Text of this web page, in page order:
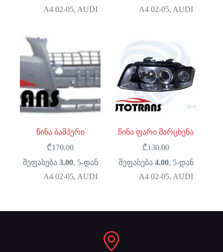
A4 02-05, AUDI
A4 02-05, AUDI
წინა ბამპერი
₾170.00
შეფასება 3.00, 5-დან
A4 02-05, AUDI
წინა ფარი მარცხენა
₾130.00
შეფასება 4.00, 5-დან
A4 02-05, AUDI